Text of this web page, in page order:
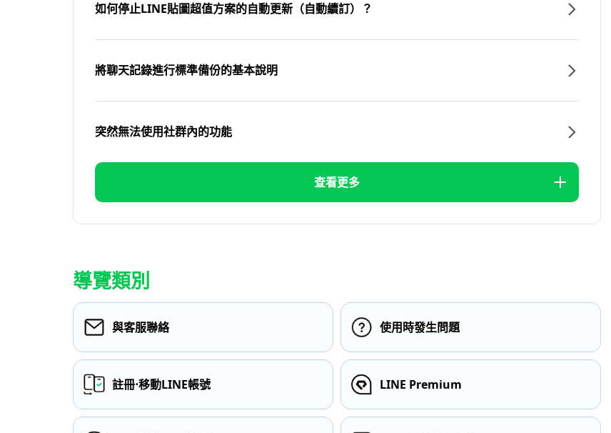
如何停止LINE貼圖超值方案的自動更新（自動續訂）？
將聊天記錄進行標準備份的基本說明
突然無法使用社群內的功能
查看更多
導覽類別
與客服聯絡 使用時發生問題
註冊⋅移動LINE帳號 LINE Premium